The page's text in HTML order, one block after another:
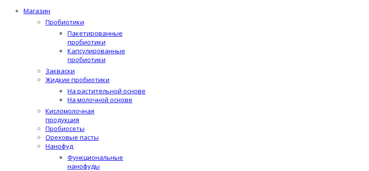
Магазин
Пробиотики
Пакетированные
пробиотики
Капсулированные
пробиотики
Закваски
Жидкие пробиотики
На растительной основе
На молочной основе
Кисломолочная
продукция
Пробиосеты
Ореховые пасты
Нанофуд
Функциональные
нанофуды